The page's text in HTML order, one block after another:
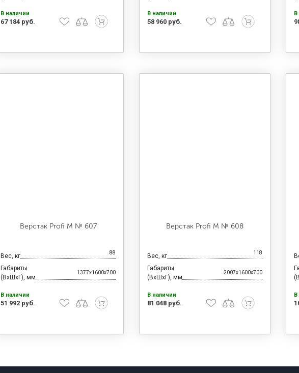
В наличии
67 184 руб.
В наличии
58 960 руб.
В
Верстак Profi M № 607
Вес, кг 88
Габариты
(ВхШхГ), мм
1377x1600x700
В наличии
51 992 руб.
Верстак Profi M № 608
Вес, кг 118
Габариты
(ВхШхГ), мм
2007x1600x700
В наличии
81 048 руб.
В